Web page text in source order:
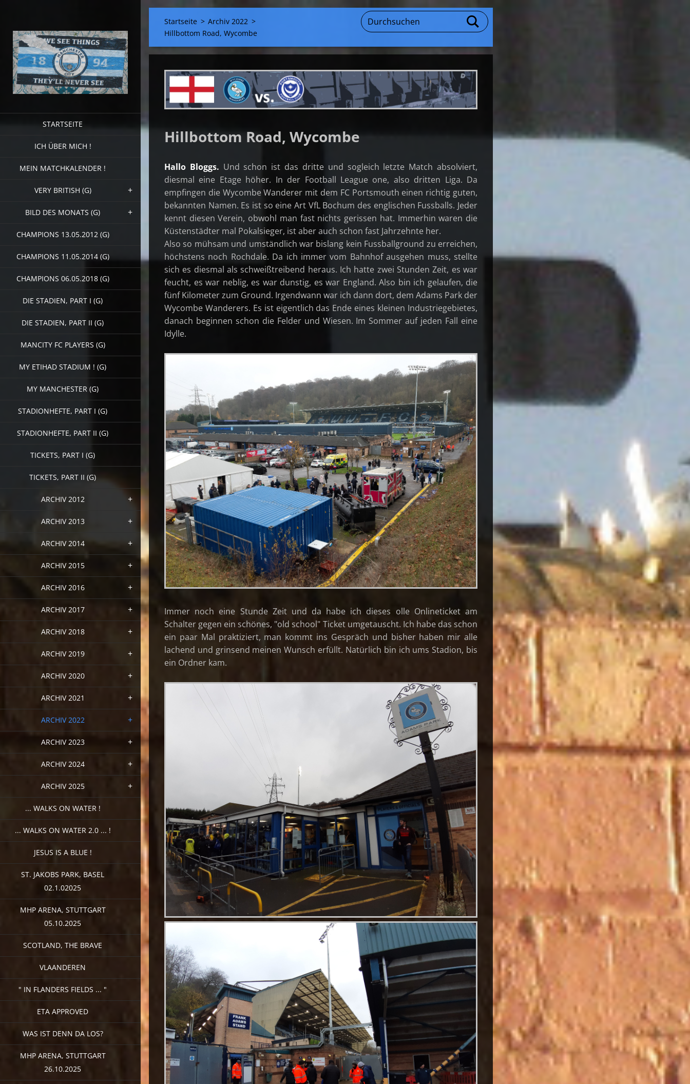
STARTSEITE
ICH ÜBER MICH !
MEIN MATCHKALENDER !
VERY BRITISH (G)
BILD DES MONATS (G)
CHAMPIONS 13.05.2012 (G)
CHAMPIONS 11.05.2014 (G)
CHAMPIONS 06.05.2018 (G)
DIE STADIEN, PART I (G)
DIE STADIEN, PART II (G)
MANCITY FC PLAYERS (G)
MY ETIHAD STADIUM ! (G)
MY MANCHESTER (G)
STADIONHEFTE, PART I (G)
STADIONHEFTE, PART II (G)
TICKETS, PART I (G)
TICKETS, PART II (G)
ARCHIV 2012
ARCHIV 2013
ARCHIV 2014
ARCHIV 2015
ARCHIV 2016
ARCHIV 2017
ARCHIV 2018
ARCHIV 2019
ARCHIV 2020
ARCHIV 2021
ARCHIV 2022
ARCHIV 2023
ARCHIV 2024
ARCHIV 2025
... WALKS ON WATER !
... WALKS ON WATER 2.0 ... !
JESUS IS A BLUE !
ST. JAKOBS PARK, BASEL
02.1.02025
MHP ARENA, STUTTGART
05.10.2025
SCOTLAND, THE BRAVE
VLAANDEREN
" IN FLANDERS FIELDS ... "
ETA APPROVED
WAS IST DENN DA LOS?
MHP ARENA, STUTTGART
26.10.2025
Startseite > Archiv 2022 >
Hillbottom Road, Wycombe
Hillbottom Road, Wycombe
Hallo Bloggs. Und schon ist das dritte und sogleich letzte Match absolviert,
diesmal eine Etage höher. In der Football League one, also dritten Liga. Da
empfingen die Wycombe Wanderer mit dem FC Portsmouth einen richtig guten,
bekannten Namen. Es ist so eine Art VfL Bochum des englischen Fussballs. Jeder
kennt diesen Verein, obwohl man fast nichts gerissen hat. Immerhin waren die
Küstenstädter mal Pokalsieger, ist aber auch schon fast Jahrzehnte her.
Also so mühsam und umständlich war bislang kein Fussballground zu erreichen,
höchstens noch Rochdale. Da ich immer vom Bahnhof ausgehen muss, stellte
sich es diesmal als schweißtreibend heraus. Ich hatte zwei Stunden Zeit, es war
feucht, es war neblig, es war dunstig, es war England. Also bin ich gelaufen, die
fünf Kilometer zum Ground. Irgendwann war ich dann dort, dem Adams Park der
Wycombe Wanderers. Es ist eigentlich das Ende eines kleinen Industriegebietes,
danach beginnen schon die Felder und Wiesen. Im Sommer auf jeden Fall eine
Idylle.
Immer noch eine Stunde Zeit und da habe ich dieses olle Onlineticket am
Schalter gegen ein schönes, "old school" Ticket umgetauscht. Ich habe das schon
ein paar Mal praktiziert, man kommt ins Gespräch und bisher haben mir alle
lachend und grinsend meinen Wunsch erfüllt. Natürlich bin ich ums Stadion, bis
ein Ordner kam.